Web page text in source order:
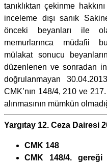
tanıklıktan çekinme
inceleme dışı sanık
önceki beyanları ile
memurlarınca müdafii
mülakat sonucu
düzenlenen ve sonradan
doğrulanmayan
CMK’nın 148/4, 210 ve
alınmasının mümkün
Yargıtay 12. Ceza Dairesi
CMK 148
CMK 148/4. gereği